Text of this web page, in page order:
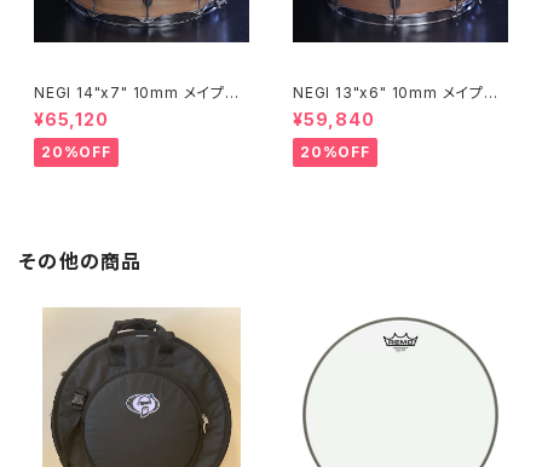
NEGI 14"x7" 10mm メイプル
スネア M10R1470P-S2N
¥65,120
20%OFF
NEGI 13"x6" 10mm メイプル
スネア M10R1360R8-S2N
¥59,840
20%OFF
その他の商品